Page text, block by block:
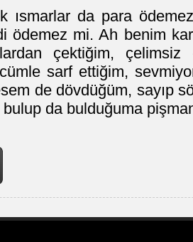
ısmarlar da para
ödemez mi. Ah benim
çektiğim, çelimsiz
sarf ettiğim,
de dövdüğüm, sayıp
bulup da bulduğuma